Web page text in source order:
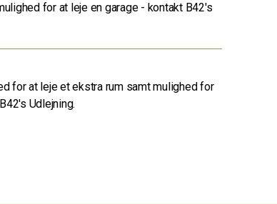
for at leje en garage - kontakt B42's
for at leje et ekstra rum samt mulighed for
Udlejning.